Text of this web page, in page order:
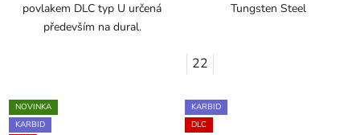
povlakem DLC typ U určená
především na dural.
Tungsten Steel
22
NOVINKA
KARBID
KARBID
DLC